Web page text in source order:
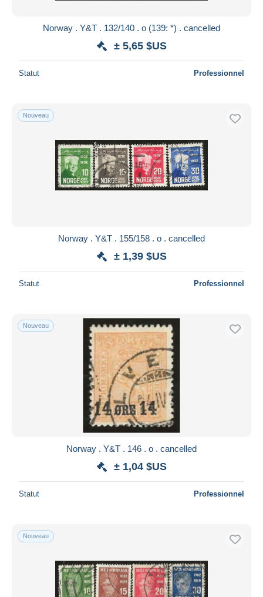
Norway . Y&T . 132/140 . o (139: *) . cancelled
± 5,65 $US
Statut Professionnel
Nouveau
Norway . Y&T . 155/158 . o . cancelled
± 1,39 $US
Statut Professionnel
Nouveau
Norway . Y&T . 146 . o . cancelled
± 1,04 $US
Statut Professionnel
Nouveau